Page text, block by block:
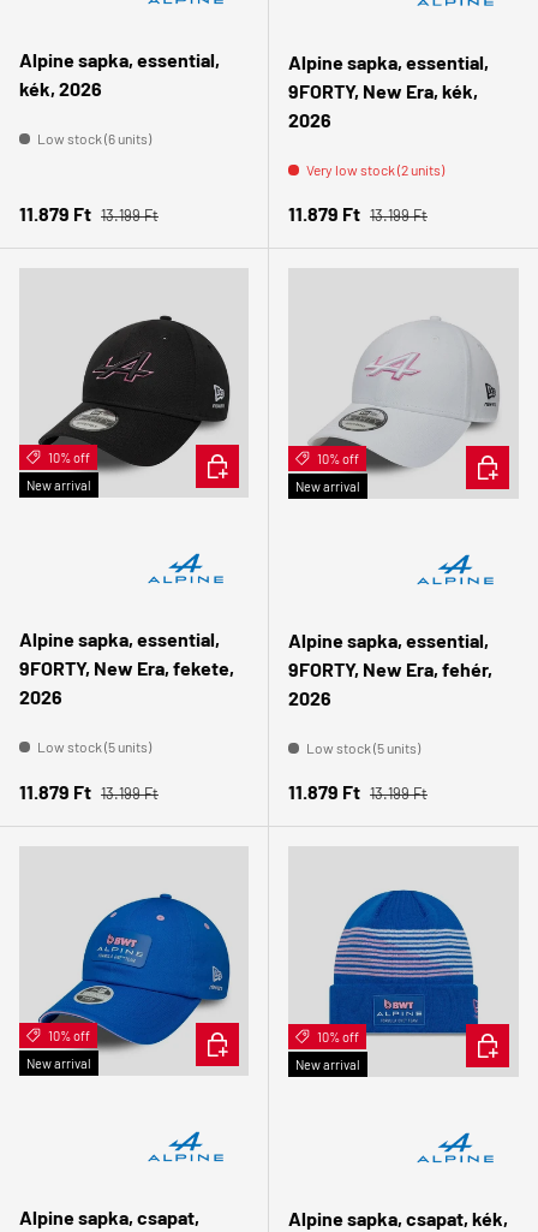
Alpine sapka, essential,
kék, 2026
Low stock (6 units)
Sale price
11.879 Ft Regular price
13.199 Ft
Alpine sapka, essential,
9FORTY, New Era, kék,
2026
Very low stock (2 units)
Sale price
11.879 Ft Regular price
13.199 Ft
10% off
New arrival
Alpine sapka, essential,
9FORTY, New Era, fekete,
2026
Low stock (5 units)
Sale price
11.879 Ft Regular price
13.199 Ft
ADD TO CART
10% off
New arrival
Alpine sapka, essential,
9FORTY, New Era, fehér,
2026
Low stock (5 units)
Sale price
11.879 Ft Regular price
13.199 Ft
ADD TO
10% off
New arrival
👩 Női
Alpine sapka, csapat,
ADD TO CART
10% off
New arrival
Alpine sapka, csapat, kék,
ADD TO